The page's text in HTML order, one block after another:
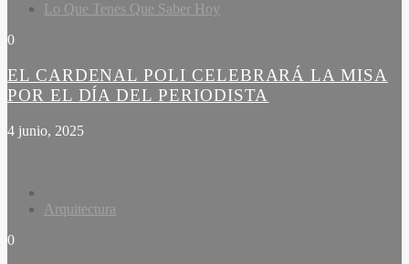
Lo Que Tenes Que Saber Hoy
0
EL CARDENAL POLI CELEBRARÁ LA MISA
POR EL DÍA DEL PERIODISTA
4 junio, 2025
Arquitectura
0